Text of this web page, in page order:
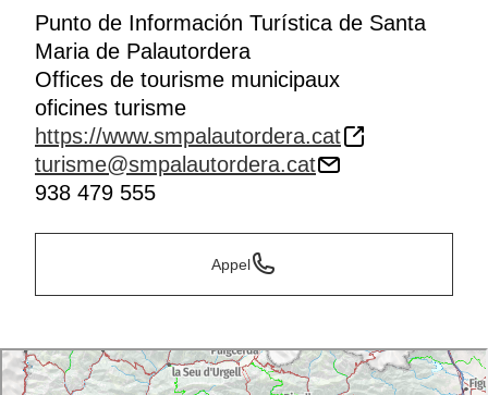
Punto de Información Turística de Santa
Maria de Palautordera
Offices de tourisme municipaux
oficines turisme
https://www.smpalautordera.cat
turisme@smpalautordera.cat
938 479 555
Appel